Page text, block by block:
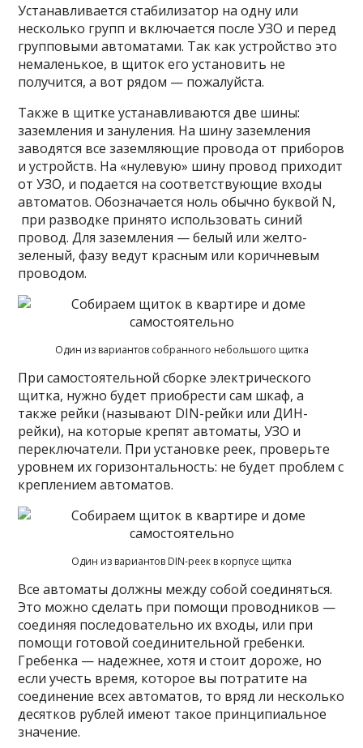
Устанавливается стабилизатор на одну или
несколько групп и включается после УЗО и перед
групповыми автоматами. Так как устройство это
немаленькое, в щиток его установить не
получится, а вот рядом — пожалуйста.
Также в щитке устанавливаются две шины:
заземления и зануления. На шину заземления
заводятся все заземляющие провода от приборов
и устройств. На «нулевую» шину провод приходит
от УЗО, и подается на соответствующие входы
автоматов. Обозначается ноль обычно буквой N,
при разводке принято использовать синий
провод. Для заземления — белый или желто-
зеленый, фазу ведут красным или коричневым
проводом.
Один из вариантов собранного небольшого щитка
При самостоятельной сборке электрического
щитка, нужно будет приобрести сам шкаф, а
также рейки (называют DIN-рейки или ДИН-
рейки), на которые крепят автоматы, УЗО и
переключатели. При установке реек, проверьте
уровнем их горизонтальность: не будет проблем с
креплением автоматов.
Один из вариантов DIN-реек в корпусе щитка
Все автоматы должны между собой соединяться.
Это можно сделать при помощи проводников —
соединяя последовательно их входы, или при
помощи готовой соединительной гребенки.
Гребенка — надежнее, хотя и стоит дороже, но
если учесть время, которое вы потратите на
соединение всех автоматов, то вряд ли несколько
десятков рублей имеют такое принципиальное
значение.